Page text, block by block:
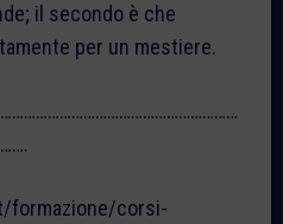
il secondo è che
per un mestiere.
formazione/corsi-